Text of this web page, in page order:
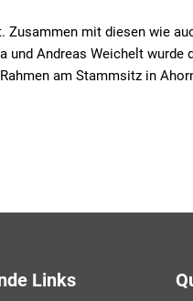
Zusammen mit diesen wie
und Andreas Weichelt wurde
am Stammsitz in
Links